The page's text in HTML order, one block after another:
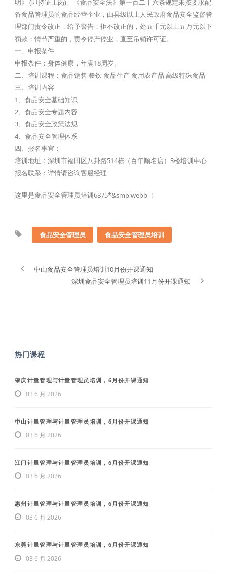
明》 (即持证上岗)。《食品安全法》第一百二十六条规定未按要求配
备食品管理员的食品经营企业，由县级以上人民政府食品安全监督管
理部门责令改正，给予警告；拒不改正的，处五千元以上五万元以下
罚款；情节严重的，责令停产停业，直至吊销许可证。
一、申报条件
申报条件：身体健康，年满18周岁。
二、培训课程：食品销售 餐饮 食品生产 食用农产品 高级特殊食品
三、培训内容
1、食品安全基础知识
2、食品安全专题内容
3、食品安全政策法规
4、食品安全管理体系
四、报名事宜：
培训地址：深圳市福田区八卦路514栋（百年顺名店）3楼培训中心
报名联系：详情请咨询客服经理
这里是食品安全管理员培训6875*&smp;webb=!
食品安全管理员 食品安全管理员培训
中山食品安全管理员培训10月份开课通知
深圳食品安全管理员培训11月份开课通知
热门课程
肇庆计量管理与计量管理员培训，6月份开课通知
03 6 月 2026
中山计量管理与计量管理员培训，6月份开课通知
03 6 月 2026
江门计量管理与计量管理员培训，6月份开课通知
03 6 月 2026
惠州计量管理与计量管理员培训，6月份开课通知
03 6 月 2026
东莞计量管理与计量管理员培训，6月份开课通知
03 6 月 2026